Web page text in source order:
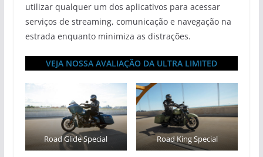
utilizar qualquer um dos aplicativos para acessar
serviços de streaming, comunicação e navegação na
estrada enquanto minimiza as distrações.
VEJA NOSSA AVALIAÇÃO DA ULTRA LIMITED
Road Glide Special Road King Special